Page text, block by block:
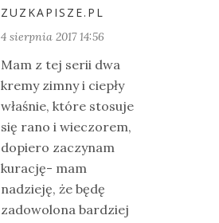
ZUZKAPISZE.PL
4 sierpnia 2017 14:56
Mam z tej serii dwa
kremy zimny i ciepły
właśnie, które stosuje
się rano i wieczorem,
dopiero zaczynam
kurację- mam
nadzieję, że będę
zadowolona bardziej